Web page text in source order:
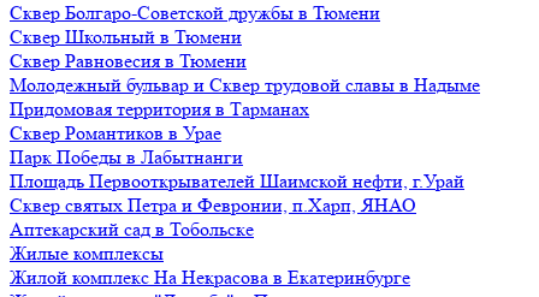
Сквер Болгаро-Советской дружбы в Тюмени
Сквер Школьный в Тюмени
Сквер Равновесия в Тюмени
Молодежный бульвар и Сквер трудовой славы в Надыме
Придомовая территория в Тарманах
Сквер Романтиков в Урае
Парк Победы в Лабытнанги
Площадь Первооткрывателей Шаимской нефти, г.Урай
Сквер святых Петра и Февронии, п.Харп, ЯНАО
Аптекарский сад в Тобольске
Жилые комплексы
Жилой комплекс На Некрасова в Екатеринбурге